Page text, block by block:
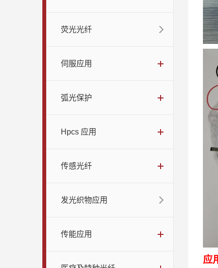
荧光光纤
伺服应用
弧光保护
Hpcs 应用
传感光纤
发光织物应用
传能应用
应